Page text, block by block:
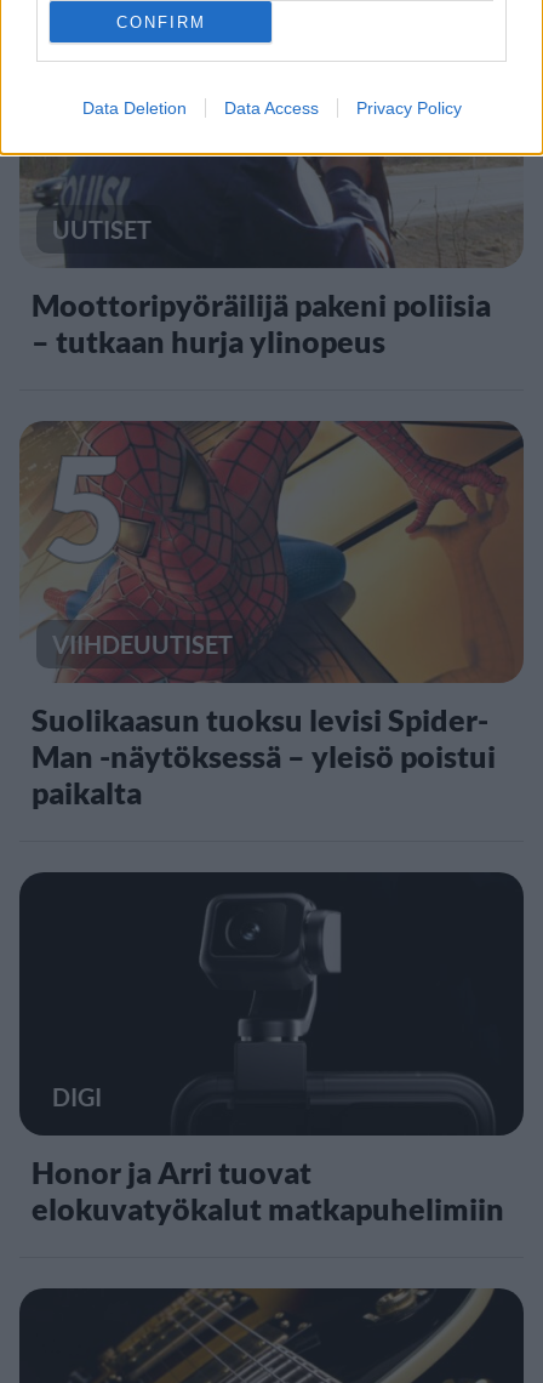
CONFIRM
Data Deletion Data Access Privacy Policy
4
UUTISET
Moottoripyöräilijä pakeni poliisia
– tutkaan hurja ylinopeus
5
VIIHDEUUTISET
Suolikaasun tuoksu levisi Spider-
Man -näytöksessä – yleisö poistui
paikalta
DIGI
Honor ja Arri tuovat
elokuvatyökalut matkapuhelimiin